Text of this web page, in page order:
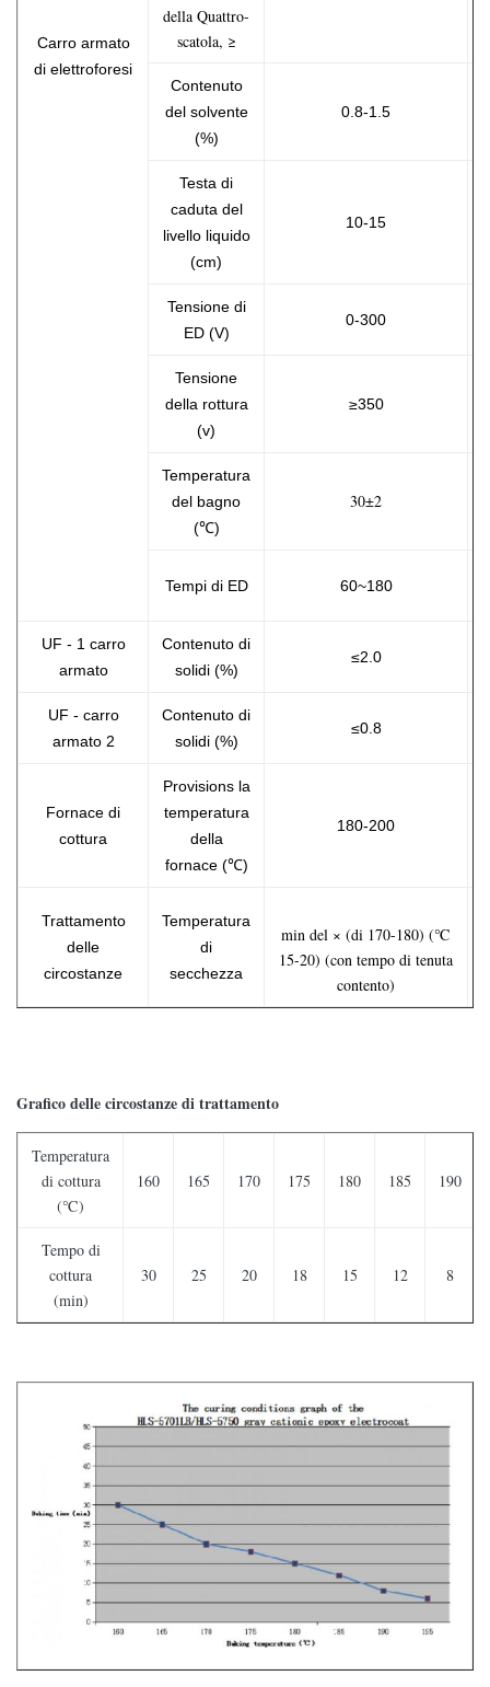
Carro armato
di elettroforesi
della Quattro-
scatola, ≥
Contenuto
del solvente
(%)
0.8-1.5
Testa di
caduta del
livello liquido
(cm)
10-15
Tensione di
ED (V)
0-300
Tensione
della rottura
(v)
≥350
Temperatura
del bagno
(℃)
30±2
Tempi di ED 60~180
UF - 1 carro
armato
Contenuto di
solidi (%)
≤2.0
UF - carro
armato 2
Contenuto di
solidi (%)
≤0.8
Fornace di
cottura
Provisions la
temperatura
della
fornace (℃)
180-200
Trattamento
delle
circostanze
Temperatura
di
secchezza
min del × (di 170-180) (℃
15-20) (con tempo di tenuta
contento)
Grafico delle circostanze di trattamento
Temperatura
di cottura
(℃)
160 165 170 175 180 185 190
Tempo di
cottura
(min)
30 25 20 18 15 12 8